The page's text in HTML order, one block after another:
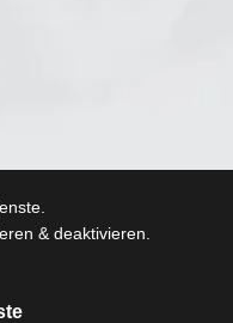
& deaktivieren.